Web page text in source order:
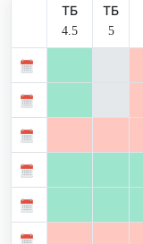
ТБ
4.5
ТБ
5